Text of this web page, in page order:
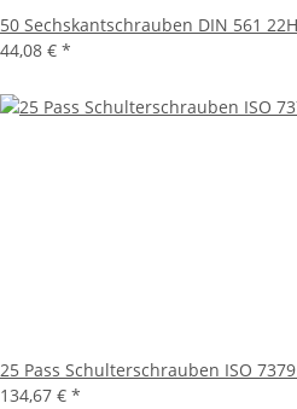
50 Sechskantschrauben DIN 561
44,08 € *
25 Pass Schulterschrauben ISO
134,67 € *